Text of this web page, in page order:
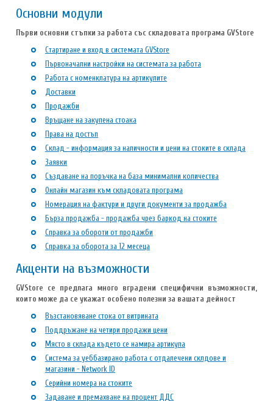
Основни модули
Първи основни стъпки за работа със складовата програма GVStore
Стартиране и вход в системата GVStore
Първоначални настройки на системата за работа
Работа с номенклатура на артикулите
Доставки
Продажби
Връщане на закупена стоака
Права на достъп
Склад - информация за наличности и цени на стоките в склада
Заявки
Създаване на поръчка на база минимални количества
Онлайн магазин към складовата програма
Номерация на фактури и други документи за продажба
Бърза продажба - продажба чрез баркод на стоките
Справка за обороти от продажби
Справка за оборота за 12 месеца
Акценти на възможности
GVStore се предлага много вградени специфични възможности,
които може да се укажат особено полезни за вашата дейност
Възстановяване стока от витрината
Поддръжане на четири продажи цени
Място в склада където се намира артикула
Система за уеббазирано работа с отдалечени склдове и
магазини - Network ID
Серийни номера на стоките
Задаване и премахване на процент ДДС